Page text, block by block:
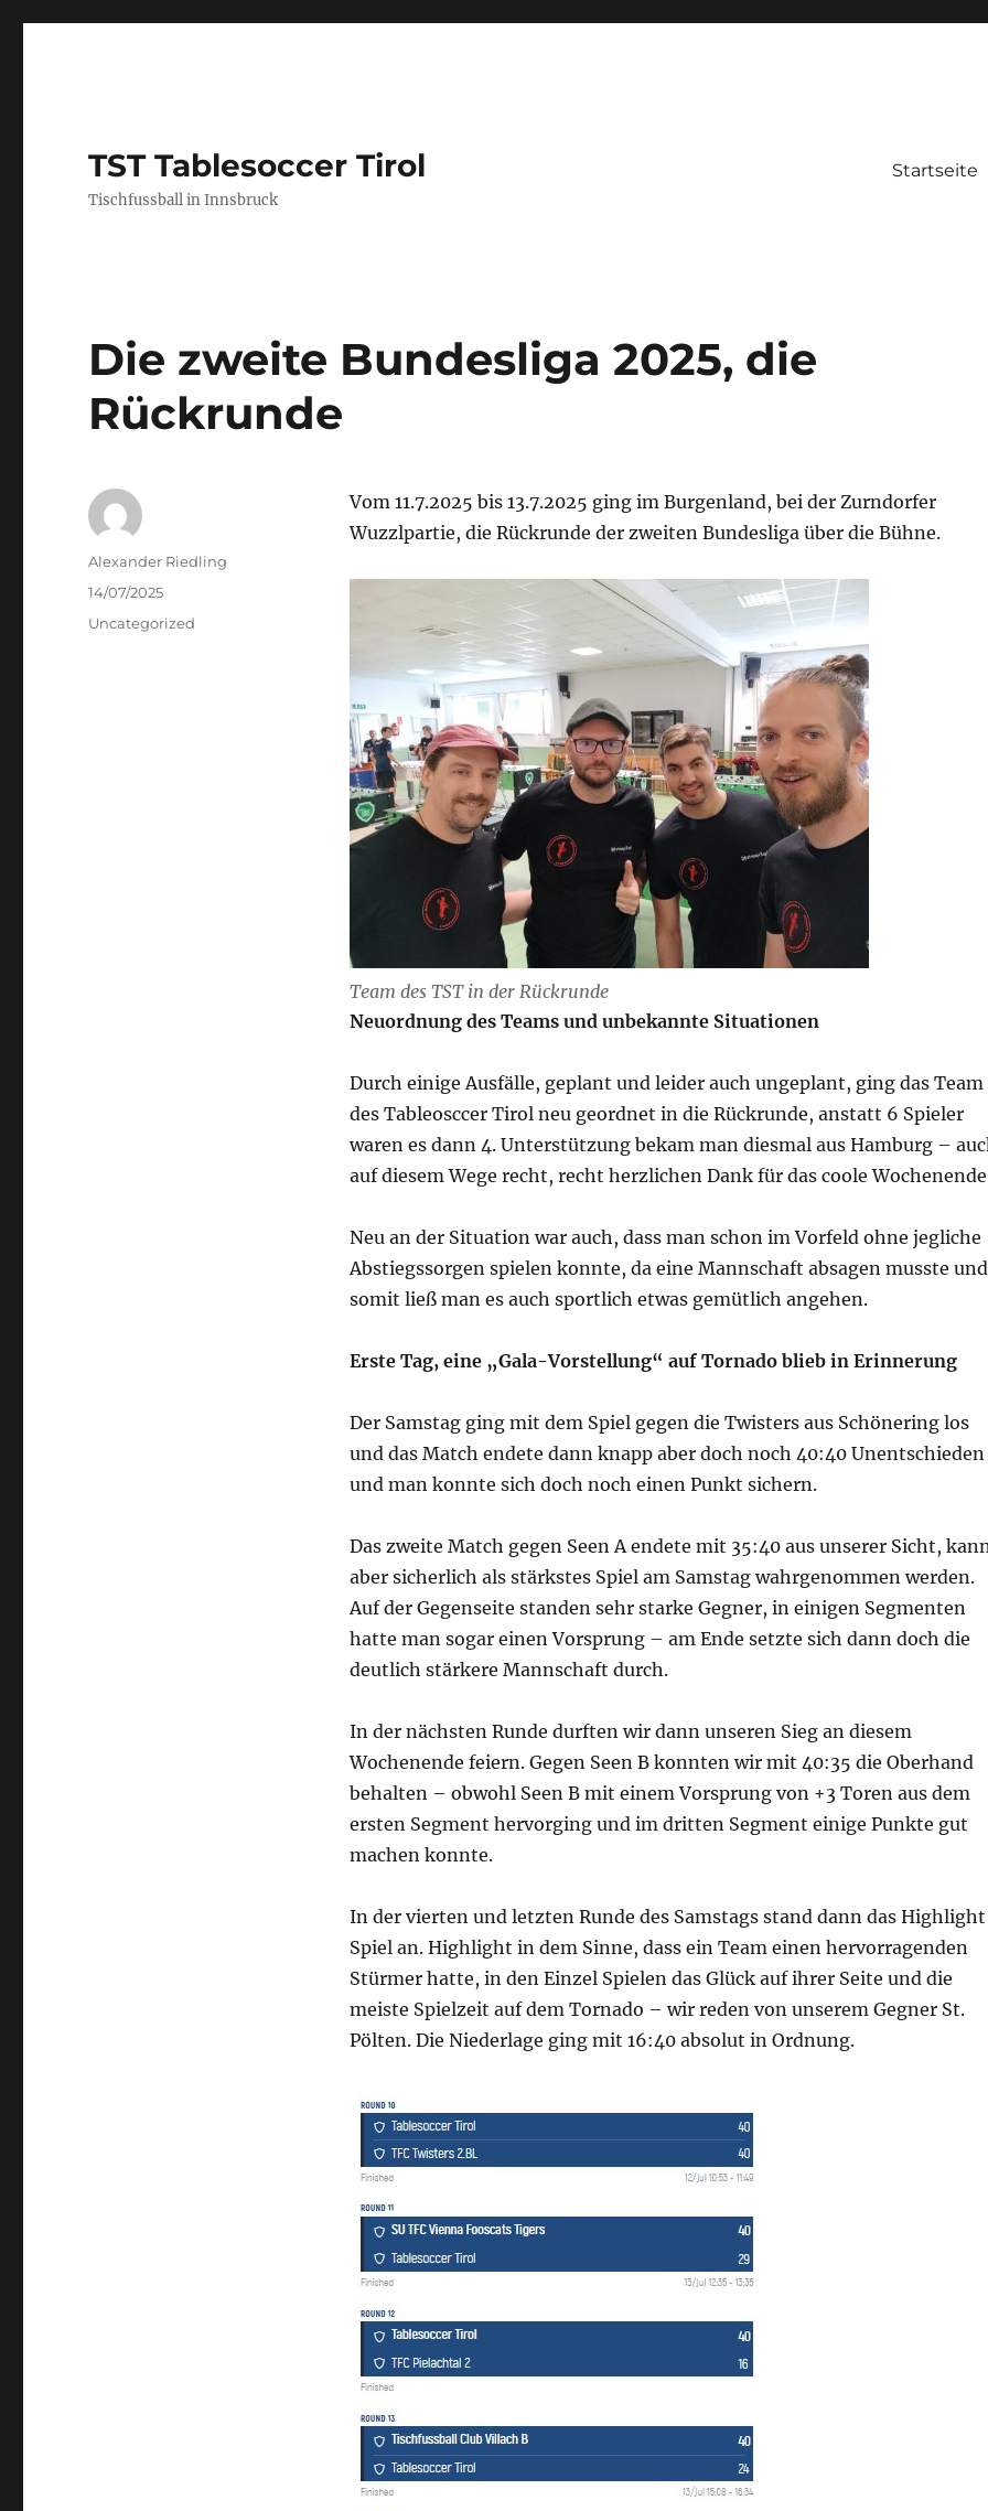
TST Tablesoccer Tirol
Tischfussball in Innsbruck
Startseite
Die zweite Bundesliga 2025, die
Rückrunde
Vom 11.7.2025 bis 13.7.2025 ging im Burgenland, bei der Zurndorfer
Wuzzlpartie, die Rückrunde der zweiten Bundesliga über die Bühne.
Team des TST in der Rückrunde
Neuordnung des Teams und unbekannte Situationen
Durch einige Ausfälle, geplant und leider auch ungeplant, ging das Team
des Tableosccer Tirol neu geordnet in die Rückrunde, anstatt 6 Spieler
waren es dann 4. Unterstützung bekam man diesmal aus Hamburg –
auf diesem Wege recht, recht herzlichen Dank für das coole
Neu an der Situation war auch, dass man schon im Vorfeld ohne jegliche
Abstiegssorgen spielen konnte, da eine Mannschaft absagen musste und
somit ließ man es auch sportlich etwas gemütlich angehen.
Erste Tag, eine „Gala-Vorstellung“ auf Tornado blieb in Erinnerung
Der Samstag ging mit dem Spiel gegen die Twisters aus Schönering los
und das Match endete dann knapp aber doch noch 40:40 Unentschieden
und man konnte sich doch noch einen Punkt sichern.
Das zweite Match gegen Seen A endete mit 35:40 aus unserer Sicht,
aber sicherlich als stärkstes Spiel am Samstag wahrgenommen werden.
Auf der Gegenseite standen sehr starke Gegner, in einigen Segmenten
hatte man sogar einen Vorsprung – am Ende setzte sich dann doch die
deutlich stärkere Mannschaft durch.
In der nächsten Runde durften wir dann unseren Sieg an diesem
Wochenende feiern. Gegen Seen B konnten wir mit 40:35 die Oberhand
behalten – obwohl Seen B mit einem Vorsprung von +3 Toren aus dem
ersten Segment hervorging und im dritten Segment einige Punkte gut
machen konnte.
In der vierten und letzten Runde des Samstags stand dann das Highlight
Spiel an. Highlight in dem Sinne, dass ein Team einen hervorragenden
Stürmer hatte, in den Einzel Spielen das Glück auf ihrer Seite und die
meiste Spielzeit auf dem Tornado – wir reden von unserem Gegner St.
Pölten. Die Niederlage ging mit 16:40 absolut in Ordnung.
Autor
Alexander Riedling
Veröffentlicht
14/07/2025
Kategorien
Uncategorized